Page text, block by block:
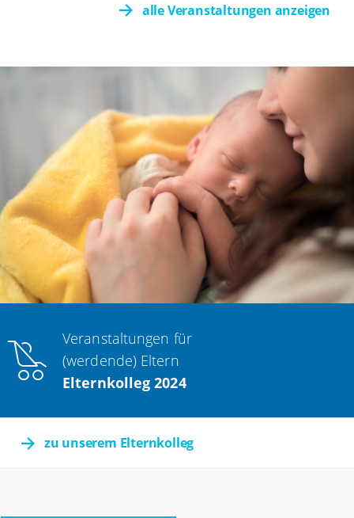
alle Veranstaltungen anzeigen
Veranstaltungen für
(werdende) Eltern
Elternkolleg 2024
zu unserem Elternkolleg